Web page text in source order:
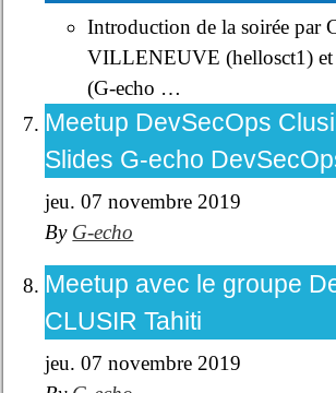
Introduction de la soirée par
VILLENEUVE (hellosct1)
(G-echo …
Meetup DevSecOps
Slides G-echo
jeu. 07 novembre 2019
By G-echo
Meetup avec le groupe
CLUSIR Tahiti
jeu. 07 novembre 2019